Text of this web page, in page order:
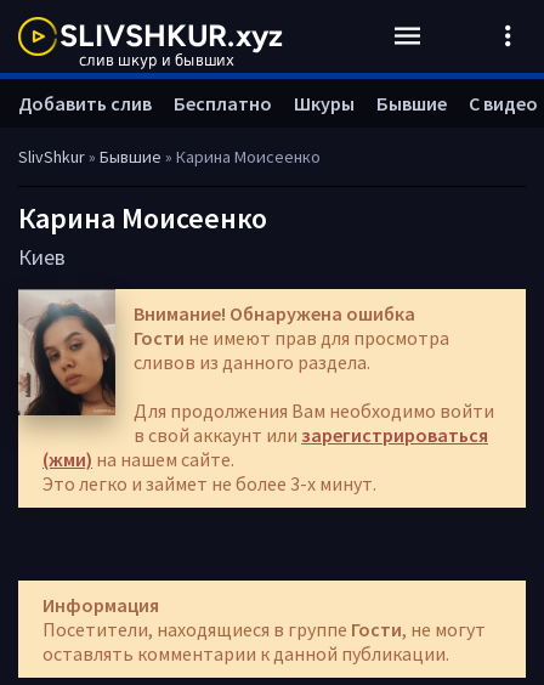
SlivShkur» Бывшие » Карина Моисеенко
Карина Моисеенко
Киев
Внимание! Обнаружена ошибка
Гости не имеют прав для просмотра
сливов из данного раздела.
Для продолжения Вам необходимо войти
в свой аккаунт или зарегистрироваться
(жми) на нашем сайте.
Это легко и займет не более 3-х минут.
Информация
Посетители, находящиеся в группе Гости, не могут
оставлять комментарии к данной публикации.
Добавить слив Бесплатно Шкуры Бывшие С видео